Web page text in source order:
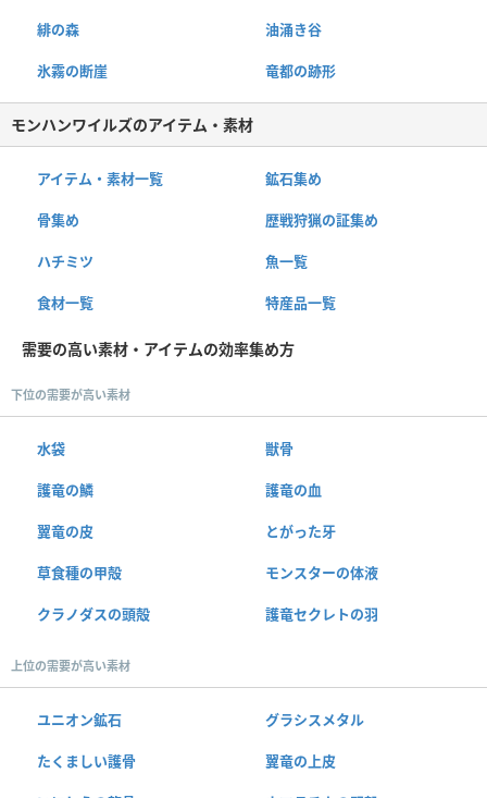
緋の森 油涌き谷
氷霧の断崖 竜都の跡形
モンハンワイルズのアイテム・素材
アイテム・素材一覧 鉱石集め
骨集め 歴戦狩猟の証集め
ハチミツ 魚一覧
食材一覧 特産品一覧
需要の高い素材・アイテムの効率集め方
下位の需要が高い素材
水袋 獣骨
護竜の鱗 護竜の血
翼竜の皮 とがった牙
草食種の甲殻 モンスターの体液
クラノダスの頭殻 護竜セクレトの羽
上位の需要が高い素材
ユニオン鉱石 グラシスメタル
たくましい護骨 翼竜の上皮